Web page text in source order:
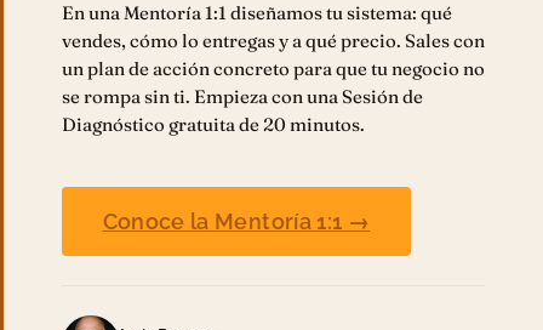
En una Mentoría 1:1 diseñamos tu sistema: qué
vendes, cómo lo entregas y a qué precio. Sales con
un plan de acción concreto para que tu negocio no
se rompa sin ti. Empieza con una Sesión de
Diagnóstico gratuita de 20 minutos.
Conoce la Mentoría 1:1 →